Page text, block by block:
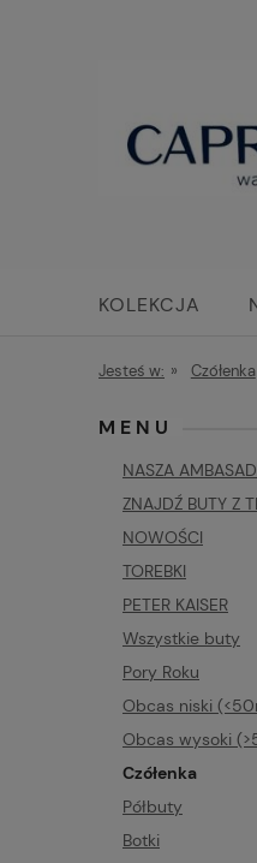
KOLEKCJA
KONTAKT
Jesteś w: » Czółenka
MENU
NASZA
ZNAJDŹ BUTY Z
NOWOŚCI
TOREBKI
PETER KAISER
Wszystkie buty
Pory Roku
Obcas niski
Obcas wysoki
Czółenka
Półbuty
Botki